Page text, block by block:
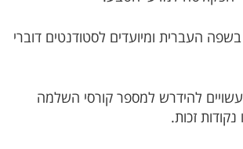
העברית ומיועדים לסטודנטים דוברי
להידרש למספר קורסי השלמה
זכות.